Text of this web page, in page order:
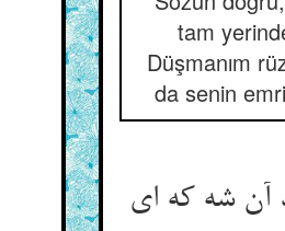
tam
Düşmanım
da senin
آن شه که ای